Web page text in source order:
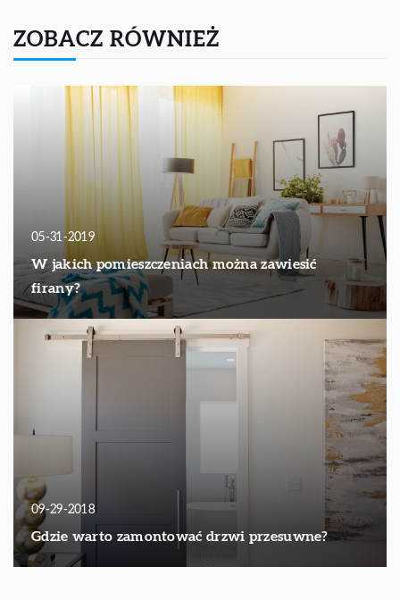
ZOBACZ RÓWNIEŻ
05-31-2019
W jakich pomieszczeniach można zawiesić
firany?
09-29-2018
Gdzie warto zamontować drzwi przesuwne?